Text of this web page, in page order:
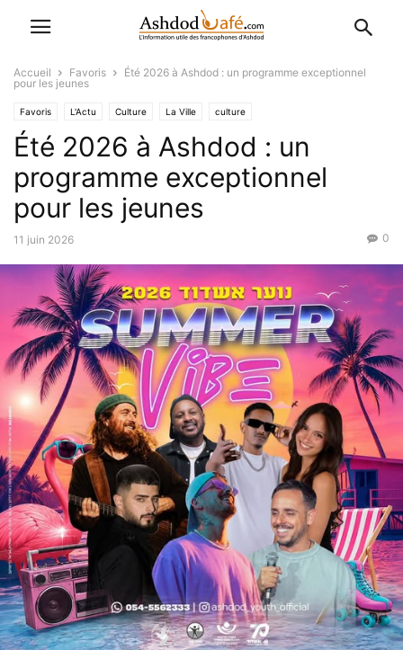
Accueil Favoris
Été 2026 à Ashdod : un programme exceptionnel
pour les jeunes
Favoris L'Actu Culture La Ville culture
Événementiel (Hévra Ironit)
Été 2026 à Ashdod : un
programme exceptionnel
pour les jeunes
11 juin 2026 0